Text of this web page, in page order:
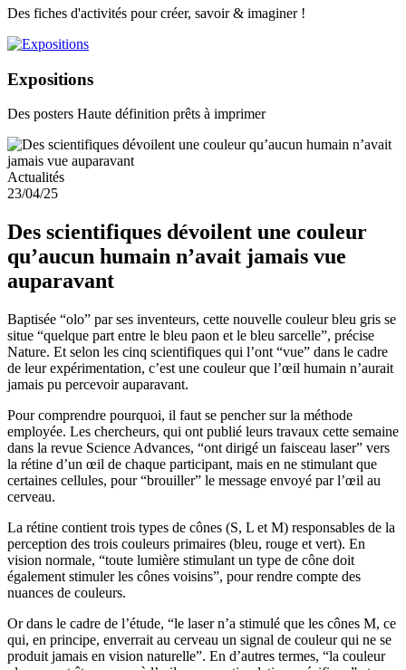
Des fiches d'activités pour créer, savoir & imaginer !
Expositions
Des posters Haute définition prêts à imprimer
Actualités
23/04/25
Des scientifiques dévoilent une couleur
qu’aucun humain n’avait jamais vue
auparavant
Baptisée “olo” par ses inventeurs, cette nouvelle couleur bleu gris se
situe “quelque part entre le bleu paon et le bleu sarcelle”, précise
Nature. Et selon les cinq scientifiques qui l’ont “vue” dans le cadre
de leur expérimentation, c’est une couleur que l’œil humain n’aurait
jamais pu percevoir auparavant.
Pour comprendre pourquoi, il faut se pencher sur la méthode
employée. Les chercheurs, qui ont publié leurs travaux cette semaine
dans la revue Science Advances, “ont dirigé un faisceau laser” vers
la rétine d’un œil de chaque participant, mais en ne stimulant que
certaines cellules, pour “brouiller” le message envoyé par l’œil au
cerveau.
La rétine contient trois types de cônes (S, L et M) responsables de la
perception des trois couleurs primaires (bleu, rouge et vert). En
vision normale, “toute lumière stimulant un type de cône doit
également stimuler les cônes voisins”, pour rendre compte des
nuances de couleurs.
Or dans le cadre de l’étude, “le laser n’a stimulé que les cônes M, ce
qui, en principe, enverrait au cerveau un signal de couleur qui ne se
produit jamais en vision naturelle”. En d’autres termes, “la couleur